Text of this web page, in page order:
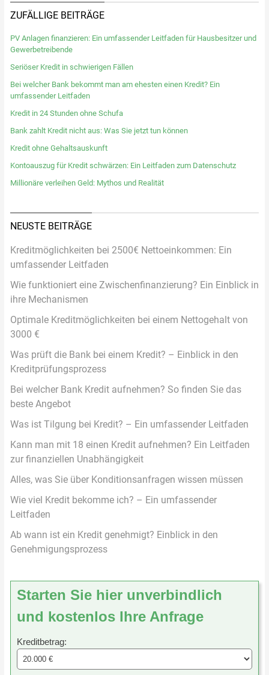
ZUFÄLLIGE BEITRÄGE
PV Anlagen finanzieren: Ein umfassender Leitfaden für Hausbesitzer und
Gewerbetreibende
Seriöser Kredit in schwierigen Fällen
Bei welcher Bank bekommt man am ehesten einen Kredit? Ein
umfassender Leitfaden
Kredit in 24 Stunden ohne Schufa
Bank zahlt Kredit nicht aus: Was Sie jetzt tun können
Kredit ohne Gehaltsauskunft
Kontoauszug für Kredit schwärzen: Ein Leitfaden zum Datenschutz
Millionäre verleihen Geld: Mythos und Realität
NEUSTE BEITRÄGE
Kreditmöglichkeiten bei 2500€ Nettoeinkommen: Ein
umfassender Leitfaden
Wie funktioniert eine Zwischenfinanzierung? Ein Einblick in
ihre Mechanismen
Optimale Kreditmöglichkeiten bei einem Nettogehalt von
3000 €
Was prüft die Bank bei einem Kredit? – Einblick in den
Kreditprüfungsprozess
Bei welcher Bank Kredit aufnehmen? So finden Sie das
beste Angebot
Was ist Tilgung bei Kredit? – Ein umfassender Leitfaden
Kann man mit 18 einen Kredit aufnehmen? Ein Leitfaden
zur finanziellen Unabhängigkeit
Alles, was Sie über Konditionsanfragen wissen müssen
Wie viel Kredit bekomme ich? – Ein umfassender
Leitfaden
Ab wann ist ein Kredit genehmigt? Einblick in den
Genehmigungsprozess
Starten Sie hier unverbindlich
und kostenlos Ihre Anfrage
Kreditbetrag: